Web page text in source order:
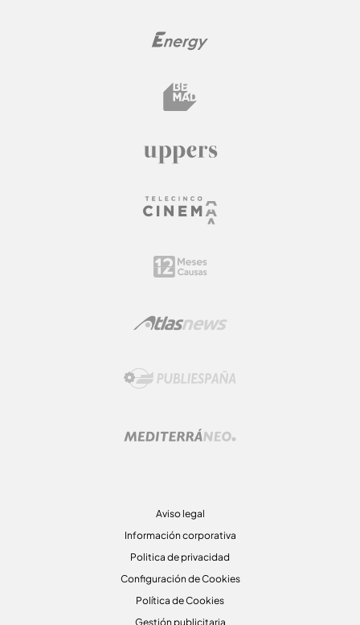
Aviso legal
Información corporativa
Politica de privacidad
Configuración de Cookies
Política de Cookies
Gestión publicitaria